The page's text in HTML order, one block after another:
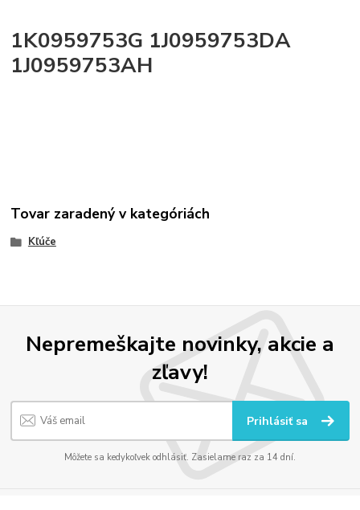
1K0959753G 1J0959753DA
1J0959753AH
Tovar zaradený v kategóriách
Kľúče
Nepremeškajte novinky, akcie a
zľavy!
Prihlásiť sa
Môžete sa kedykoľvek odhlásiť. Zasielame raz za 14 dní.